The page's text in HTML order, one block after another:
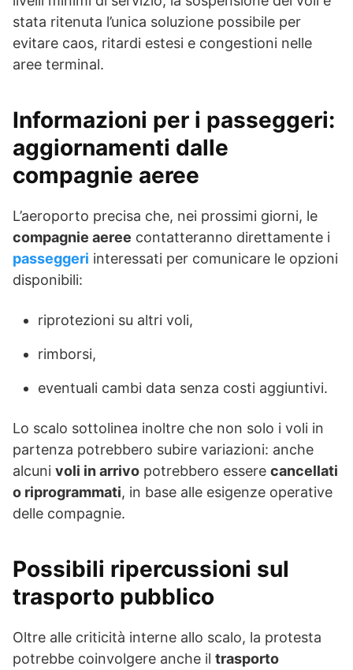
stata ritenuta l’unica soluzione possibile per
evitare caos, ritardi estesi e congestioni nelle
aree terminal.
Informazioni per i passeggeri:
aggiornamenti dalle
compagnie aeree
L’aeroporto precisa che, nei prossimi giorni, le
compagnie aeree contatteranno direttamente i
passeggeri interessati per comunicare le opzioni
disponibili:
riprotezioni su altri voli,
rimborsi,
eventuali cambi data senza costi aggiuntivi.
Lo scalo sottolinea inoltre che non solo i voli in
partenza potrebbero subire variazioni: anche
alcuni voli in arrivo potrebbero essere cancellati
o riprogrammati, in base alle esigenze operative
delle compagnie.
Possibili ripercussioni sul
trasporto pubblico
Oltre alle criticità interne allo scalo, la protesta
potrebbe coinvolgere anche il trasporto